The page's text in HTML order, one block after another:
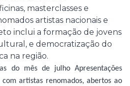
masterclasses e
artistas nacionais e
inclui a formação de jovens
e democratização do
na região.
do mês de julho Apresentações
artistas renomados, abertos ao